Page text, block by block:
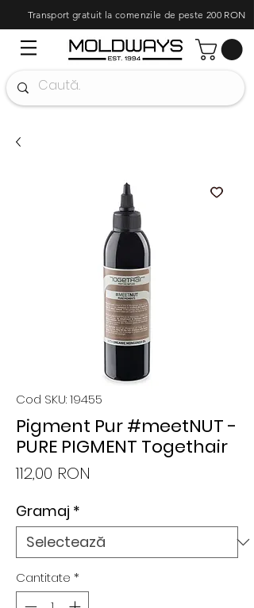
Transport gratuit la comenzile de peste 200 RON
Cod SKU: 19455
Pigment Pur #meetNUT -
PURE PIGMENT Togethair
112,00 RON
Gramaj *
Cantitate *